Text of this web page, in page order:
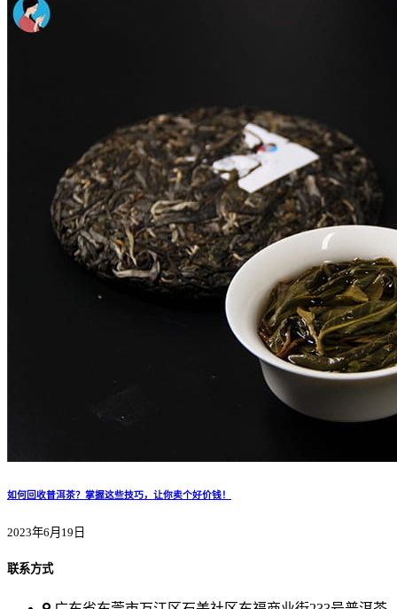
如何回收普洱茶？掌握这些技巧，让你卖个好价钱！
2023年6月19日
联系方式